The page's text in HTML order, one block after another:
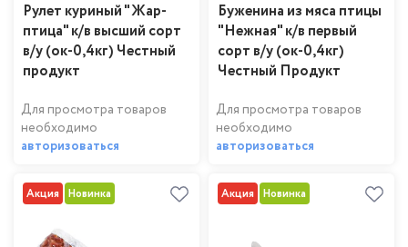
Рулет куриный "Жар-
птица" к/в высший сорт
в/у (ок-0,4кг) Честный
продукт
Для просмотра товаров
необходимо
авторизоваться
Буженина из мяса птицы
"Нежная" к/в первый
сорт в/у (ок-0,4кг)
Честный Продукт
Для просмотра товаров
необходимо
авторизоваться
Акция Новинка Акция Новинка